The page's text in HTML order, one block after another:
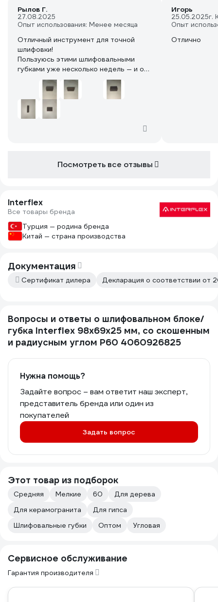
Рылов Г.
27.08.2025
Опыт использования: Менее месяца
Отличный инструмент для точной
шлифовки!
Пользуюсь этими шлифовальными
губками уже несколько недель — и они
превзошли все ожидания. Удобная
треугольная форма позволяет легко
обрабатывать углы и
труднодоступные места, а плотная, но
гибкая основа из поролона отлично
ложится в руку. Абразив 60 идеально
износостойкость впечатляют.
Однозначно рекомендую всем, кто
ценит удобство и эффективность в
работе!
Игорь
25.05.2025г.
Опыт
Отлично
Посмотреть все отзывы
Interflex
Все товары бренда
Турция — родина бренда
Китай — страна производства
Документация
Сертификат дилера Декларация о соответствии от
Вопросы и ответы о шлифовальном блоке/
губка Interflex 98х69х25 мм, со скошенным
и радиусным углом Р60 4060926825
Нужна помощь?
Задайте вопрос – вам ответит наш эксперт,
представитель бренда или один из
покупателей
Задать вопрос
Этот товар из подборок
Средняя Мелкие 60
Для дерева
Для керамогранита
Для гипса
Шлифовальные губки
Оптом Угловая
Сервисное обслуживание
Гарантия производителя